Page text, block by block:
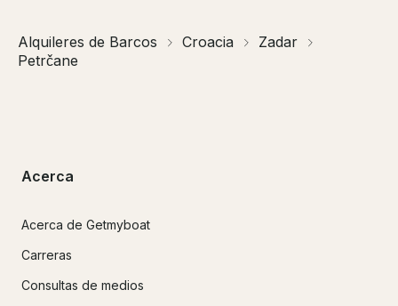
Alquileres de Barcos Croacia
Zadar
Petrčane
Acerca
Acerca de Getmyboat
Carreras
Consultas de medios